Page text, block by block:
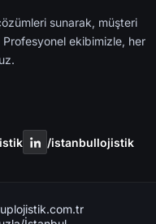
sunarak, müşteri
ekibimizle, her
/i̇stanbullojistik